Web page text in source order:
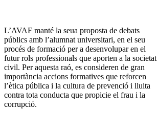
L’AVAF manté la seua proposta de debats
públics amb l’alumnat universitari, en el seu
procés de formació per a desenvolupar en el
futur rols professionals que aporten a la societat
civil. Per aquesta raó, es consideren de gran
importància accions formatives que reforcen
l’ètica pública i la cultura de prevenció i lluita
contra tota conducta que propicie el frau i la
corrupció.